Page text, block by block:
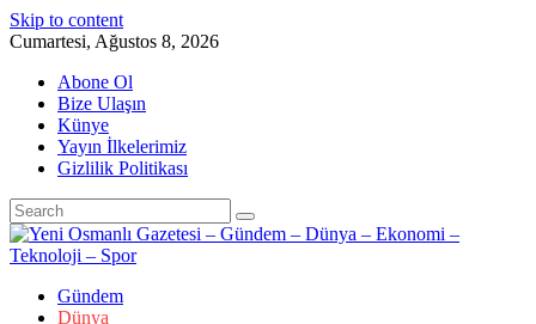
Skip to content
Cumartesi, Ağustos 8, 2026
Abone Ol
Bize Ulaşın
Künye
Yayın İlkelerimiz
Gizlilik Politikası
Gündem
Dünya